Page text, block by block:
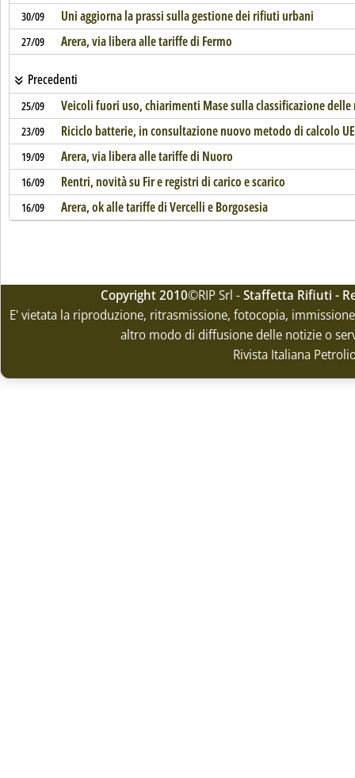
30/09 Uni aggiorna la prassi sulla gestione dei rifiuti urbani
27/09 Arera, via libera alle tariffe di Fermo
Precedenti
25/09 Veicoli fuori uso, chiarimenti Mase sulla classificazione
23/09 Riciclo batterie, in consultazione nuovo metodo di calcolo UE
19/09 Arera, via libera alle tariffe di Nuoro
16/09 Rentri, novità su Fir e registri di carico e scarico
16/09 Arera, ok alle tariffe di Vercelli e Borgosesia
Copyright 2010©RIP Srl -Staffetta Rifiuti -
E' vietata la riproduzione, ritrasmissione, fotocopia,
altro modo di diffusione delle notizie o
Rivista Italiana